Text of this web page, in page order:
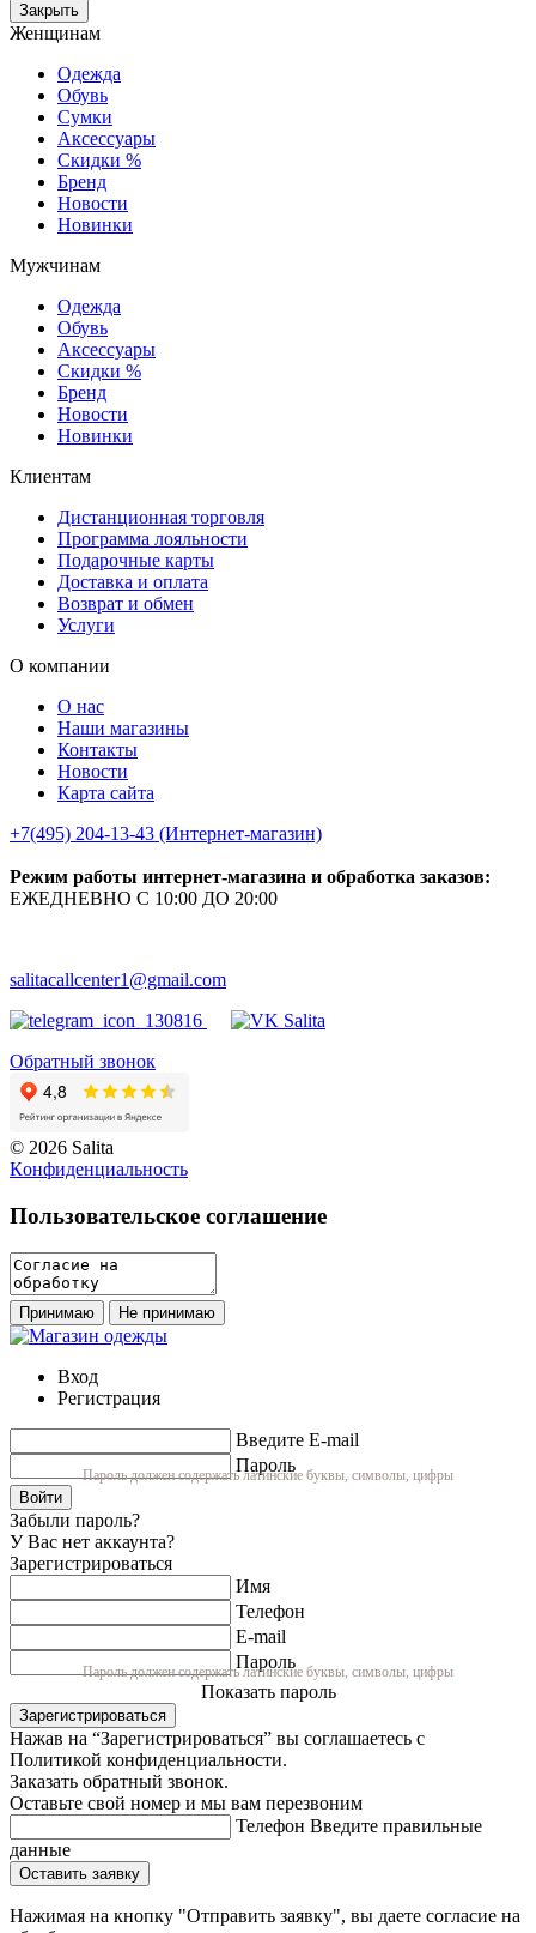
Закрыть
Женщинам
Одежда
Обувь
Сумки
Аксессуары
Скидки %
Бренд
Новости
Новинки
Мужчинам
Одежда
Обувь
Аксессуары
Скидки %
Бренд
Новости
Новинки
Клиентам
Дистанционная торговля
Программа лояльности
Подарочные карты
Доставка и оплата
Возврат и обмен
Услуги
О компании
О нас
Наши магазины
Контакты
Новости
Карта сайта
+7(495) 204-13-43 (Интернет-магазин)
Режим работы интернет-магазина и обработка заказов:
ЕЖЕДНЕВНО С 10:00 ДО 20:00
salitacallcenter1@gmail.com
Обратный звонок
© 2026 Salita
Кoнфидeнциaльнoсть
Пользовательское соглашение
Принимаю Не принимаю
Вход
Регистрация
Введите E-mail
Пароль
Пароль должен содержать латинские буквы, символы, цифры
Войти
Забыли пароль?
У Вас нет аккаунта?
Зарегистрироваться
Имя
Телефон
E-mail
Пароль
Пароль должен содержать латинские буквы, символы, цифры
Показать пароль
Зарегистрироваться
Нажав на “Зарегистрироваться” вы соглашаетесь с
Политикой конфиденциальности.
Заказать обратный звонок.
Оставьте свой номер и мы вам перезвоним
Телефон Введите правильные
данные
Оставить заявку
Нажимая на кнопку "Отправить заявку", вы даете согласие на